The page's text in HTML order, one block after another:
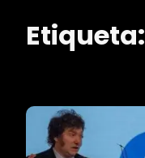
Etiqueta: